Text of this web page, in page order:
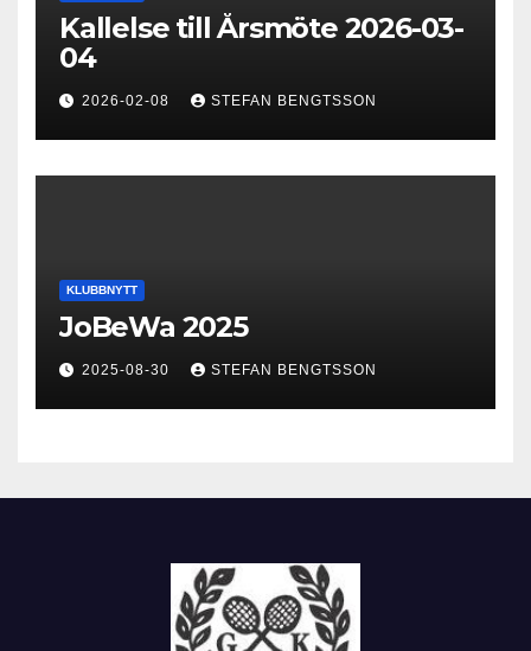
Kallelse till Årsmöte 2026-03-
04
2026-02-08 STEFAN BENGTSSON
KLUBBNYTT
JoBeWa 2025
2025-08-30 STEFAN BENGTSSON